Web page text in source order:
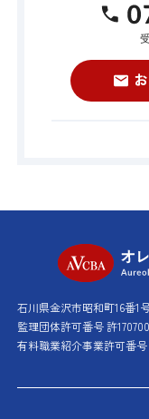
石川県金沢市昭和町16番1
監理団体許可番号 許
有料職業紹介事業許可番号